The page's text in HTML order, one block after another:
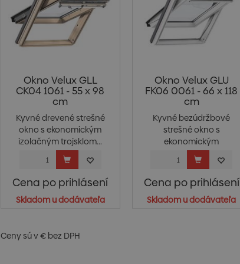
Okno Velux GLL
CK04 1061 - 55 x 98
cm
Kyvné drevené strešné
okno s ekonomickým
izolačným trojsklom...
Cena po prihlásení
Skladom u dodávateľa
Okno Velux GLU
FK06 0061 - 66 x 118
cm
Kyvné bezúdržbové
strešné okno s
ekonomickým
izolačným trojs...
Cena po prihlásení
Skladom u dodávateľa
Ceny sú v € bez DPH